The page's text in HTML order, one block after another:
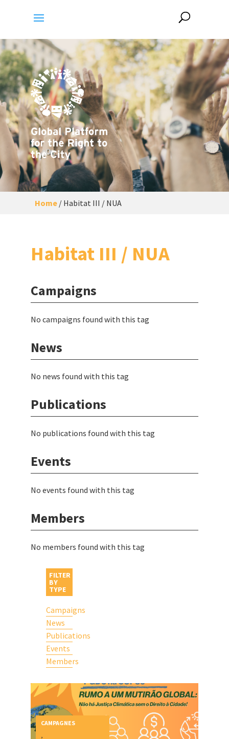
Home/ Habitat III / NUA
Habitat III / NUA
Campaigns
No campaigns found with this tag
News
No news found with this tag
Publications
No publications found with this tag
Events
No events found with this tag
Members
No members found with this tag
FILTER
BY
TYPE
Campaigns
News
Publications
Events
Members
CAMPAGNES